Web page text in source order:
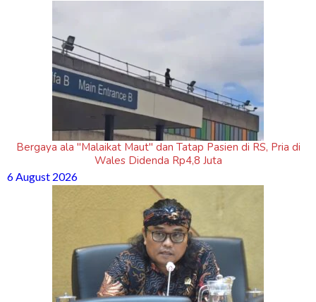
Bergaya ala "Malaikat Maut" dan Tatap Pasien di RS, Pria di
Wales Didenda Rp4,8 Juta
6 August 2026